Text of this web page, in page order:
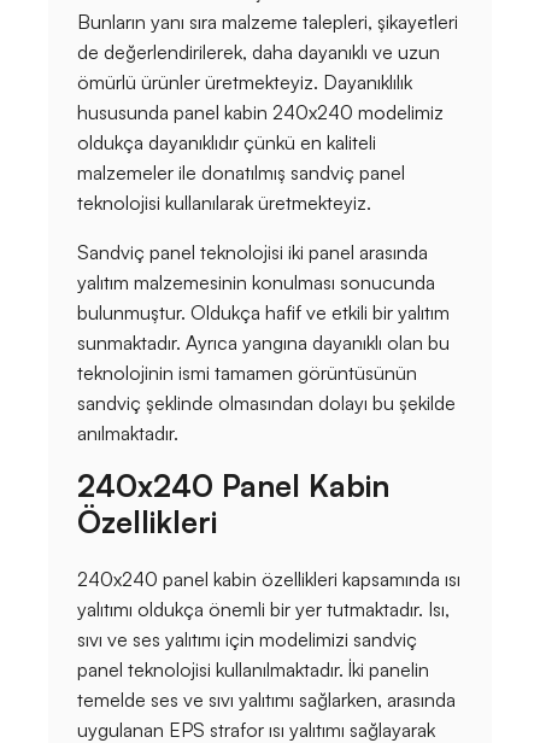
Bunların yanı sıra malzeme talepleri, şikayetleri
de değerlendirilerek, daha dayanıklı ve uzun
ömürlü ürünler üretmekteyiz. Dayanıklılık
hususunda panel kabin 240x240 modelimiz
oldukça dayanıklıdır çünkü en kaliteli
malzemeler ile donatılmış sandviç panel
teknolojisi kullanılarak üretmekteyiz.
Sandviç panel teknolojisi iki panel arasında
yalıtım malzemesinin konulması sonucunda
bulunmuştur. Oldukça hafif ve etkili bir yalıtım
sunmaktadır. Ayrıca yangına dayanıklı olan bu
teknolojinin ismi tamamen görüntüsünün
sandviç şeklinde olmasından dolayı bu şekilde
anılmaktadır.
240x240 Panel Kabin
Özellikleri
240x240 panel kabin özellikleri kapsamında ısı
yalıtımı oldukça önemli bir yer tutmaktadır. Isı,
sıvı ve ses yalıtımı için modelimizi sandviç
panel teknolojisi kullanılmaktadır. İki panelin
temelde ses ve sıvı yalıtımı sağlarken, arasında
uygulanan EPS strafor ısı yalıtımı sağlayarak